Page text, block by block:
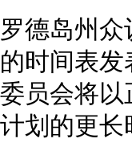
罗德岛州众
的时间表
委员会将以
计划的更长